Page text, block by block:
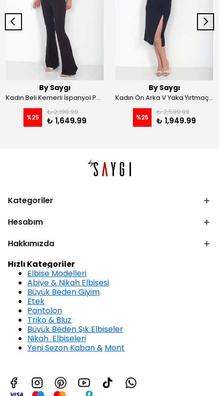
By Saygı
Kadın Beli Kemerli İspanyol Paça Likralı Krep Pantolon - Kahve
%25
₺ 2,199.99
₺ 1,649.99
By Saygı
Kadın Ön Arka V Yaka Yırtmaçlı Likralı Scuba Midi Elbise - Siyah
%25
₺ 2,599.99
₺ 1,949.99
Kategoriler
Hesabım
Hakkımızda
Hızlı Kategoriler
Elbise Modelleri
Abiye & Nikah Elbisesi
Büyük Beden Giyim
Etek
Pantolon
Triko & Bluz
Büyük Beden Şık Elbiseler
Nikah Elbiseleri
Yeni Sezon Kaban & Mont